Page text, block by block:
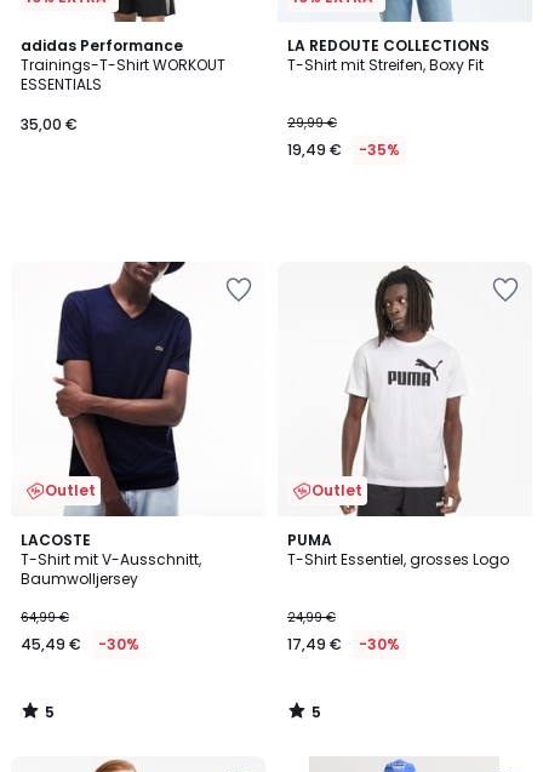
adidas Performance
Trainings-T-Shirt WORKOUT
ESSENTIALS
35,00 €
LA REDOUTE COLLECTIONS
T-Shirt mit Streifen, Boxy Fit
29,99 €
19,49 € -35%
Outlet
LACOSTE
T-Shirt mit V-Ausschnitt,
Baumwolljersey
64,99 €
45,49 € -30%
5
/
5
5
/
Outlet
PUMA
T-Shirt Essentiel, grosses Logo
24,99 €
17,49 € -30%
5
/
5
/